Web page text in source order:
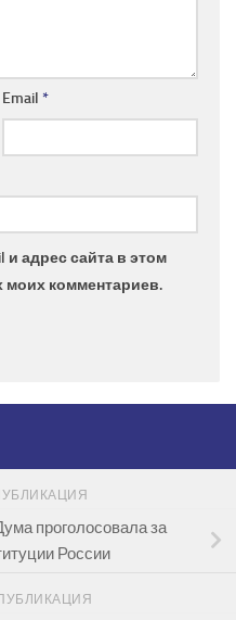
Email *
и адрес сайта в этом
комментариев.
проголосовала за
России